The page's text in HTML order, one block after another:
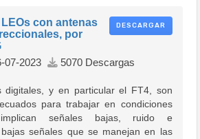
DESCARGAR
LEOs con antenas
por
07-2023 5070 Descargas
digitales, y en particular el FT4, son
para trabajar en condiciones
señales bajas, ruido e
señales que se manejan en las